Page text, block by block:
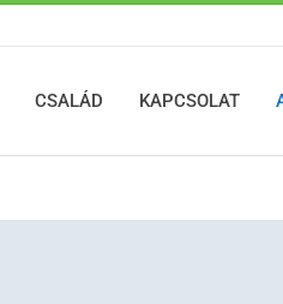
CSALÁD KAPCSOLAT